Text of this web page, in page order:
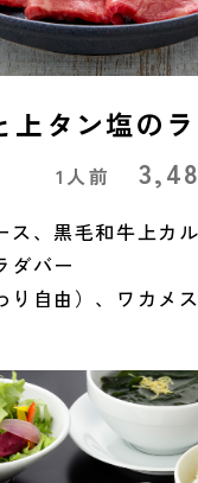
上タン塩の
1人前
ス、黒毛和牛上カ
ダバー
り自由）、ワカメ